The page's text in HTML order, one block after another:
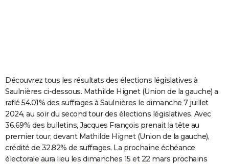
Carte de Noël
Carte Bonne année
Carte Saint-Valentin
Carte Pâques
Carte d'anniversaire
DICTIONNAIRE
Dictionnaire
Biographies
Citations
Expressions
Proverbes
PROGRAMME TV
COPAINS D'AVANT
S'inscrire
Se connecter
Lycées
Collèges
Primaires
Universités
Entreprises
Service militaire
Avis de recherche
AVIS DE DÉCÈS
Découvrez tous les résultats des élections législatives à
Saulnières ci-dessous. Mathilde Hignet (Union de la gauche) a
raflé 54.01% des suffrages à Saulnières le dimanche 7 juillet
2024, au soir du second tour des élections législatives. Avec
36.69% des bulletins, Jacques François prenait la tête au
premier tour, devant Mathilde Hignet (Union de la gauche),
crédité de 32.82% de suffrages. La prochaine échéance
électorale aura lieu les dimanches 15 et 22 mars prochains